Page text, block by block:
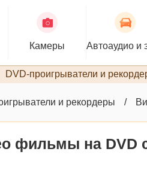
Камеры Автоаудио и
DVD-проигрыватели и
и рекордеры
фильмы на